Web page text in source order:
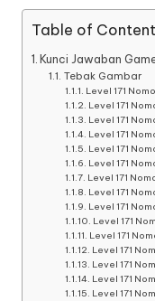
Table of
Kunci Jawaban
Tebak Gambar
Level 171
Level 171
Level 171
Level 171
Level 171
Level 171
Level 171
Level 171
Level 171
Level 171
Level 171
Level 171
Level 171
Level 171
Level 171